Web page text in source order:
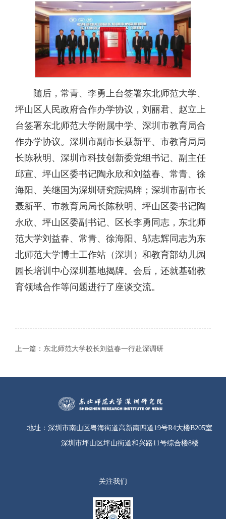
随后，常青、李勇上台签署东北师范大学、
坪山区人民政府合作办学协议，刘丽君、赵立上
台签署东北师范大学附属中学、深圳市教育局合
作办学协议。深圳市副市长聂新平、市教育局局
长陈秋明、深圳市科技创新委党组书记、副主任
邱宣、坪山区委书记陶永欣和刘益春、常青、徐
海阳、关继国为深圳研究院揭牌；深圳市副市长
聂新平、市教育局局长陈秋明、坪山区委书记陶
永欣、坪山区委副书记、区长李勇同志，东北师
范大学刘益春、常青、徐海阳、邬志辉同志为东
北师范大学博士工作站（深圳）和教育部幼儿园
园长培训中心深圳基地揭牌。会后，还就基础教
育领域合作等问题进行了座谈交流。
上一篇： 东北师范大学校长刘益春一行赴深调研
地址： 深圳市南山区粤海街道高新南四道19号R4大楼B205室
深圳市坪山区坪山街道和兴路11号综合楼8楼
关注我们